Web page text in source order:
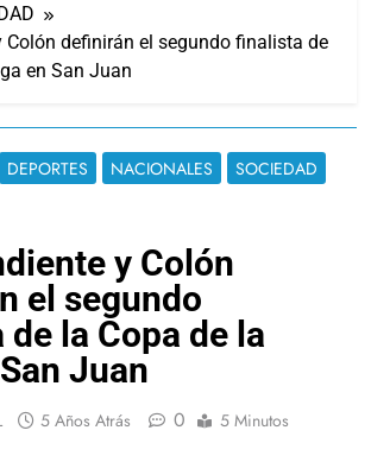
Colón definirán el segundo finalista de
en San Juan
DEPORTES NACIONALES
SOCIEDAD
y Colón
el segundo
la Copa de la
Juan
5 Años Atrás 0 5 Minutos